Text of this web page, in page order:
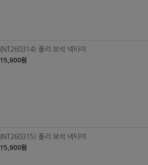
(NT260314) 폴리 보석 넥타이
15,900원
(NT260315) 폴리 보석 넥타이
15,900원